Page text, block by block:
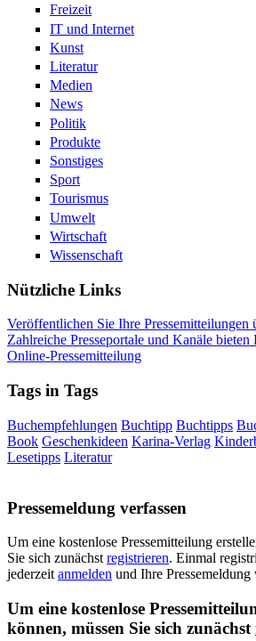
Freizeit
IT und Internet
Kunst
Literatur
Medien
News
Politik
Produkte
Sonstiges
Sport
Tourismus
Umwelt
Wirtschaft
Wissenschaft
Nützliche Links
Veröffentlichen Sie Ihre Pressemitteilungen
Zahlreiche Presseportale und Kanäle
Online-Pressemitteilung
Tags in Tags
Buchempfehlungen Buchtipp Buchtipps
Book Geschenkideen Karina-Verlag
Lesetipps Literatur
Pressemeldung verfassen
Um eine kostenlose Pressemitteilung
Sie sich zunächst registrieren. Einmal
jederzeit anmelden und Ihre Pressemeldung
Um eine kostenlose
können, müssen Sie sich zunächst